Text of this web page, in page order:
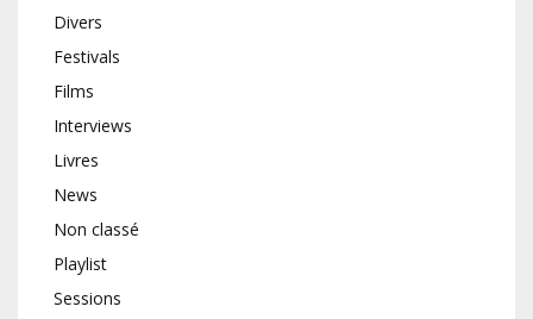
Divers
Festivals
Films
Interviews
Livres
News
Non classé
Playlist
Sessions